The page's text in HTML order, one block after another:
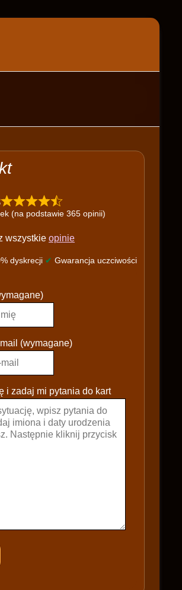
(na podstawie 365 opinii)
wszystkie opinie
dyskrecji ✔ Gwarancja uczciwości
(wymagane)
i zadaj mi pytania do kart